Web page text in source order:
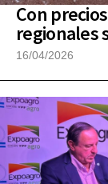
Con
regionales
16/04/2026